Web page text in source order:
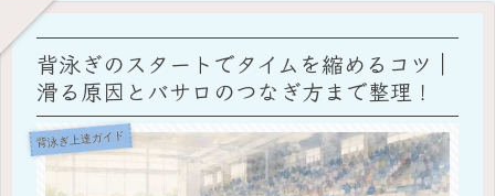
背泳ぎのスタートでタイムを縮めるコツ｜
滑る原因とバサロのつなぎ方まで整理！
背泳ぎ上達ガイド